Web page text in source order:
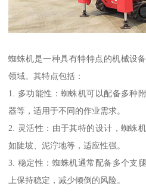
蜘蛛机是一种具有特特点的机械设
领域。其特点包括：
1. 多功能性：蜘蛛机可以配备多种
器等，适用于不同的作业需求。
2. 灵活性：由于其特的设计，蜘蛛
如陡坡、泥泞地等，适应性强。
3. 稳定性：蜘蛛机通常配备多个支
上保持稳定，减少倾倒的风险。